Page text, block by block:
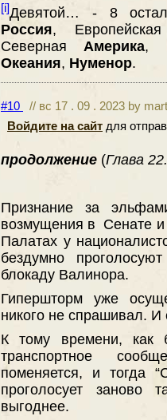
[i]Девятой… - 8
Россия,
СевернаяАмерика,
Океания, Нуменор.
#10
// вс 17 . 09 . 2023 by
Войдите на сайт для
продолжение (Глава
Признание за
возмущения в Сенате и
Палатах у
бездумно
блокаду Валинора.
Гипершторм уже
никого не спрашивал. И
К тому времени, как
транспортное
поменяется, и тогда
проголосует заново
выгоднее.